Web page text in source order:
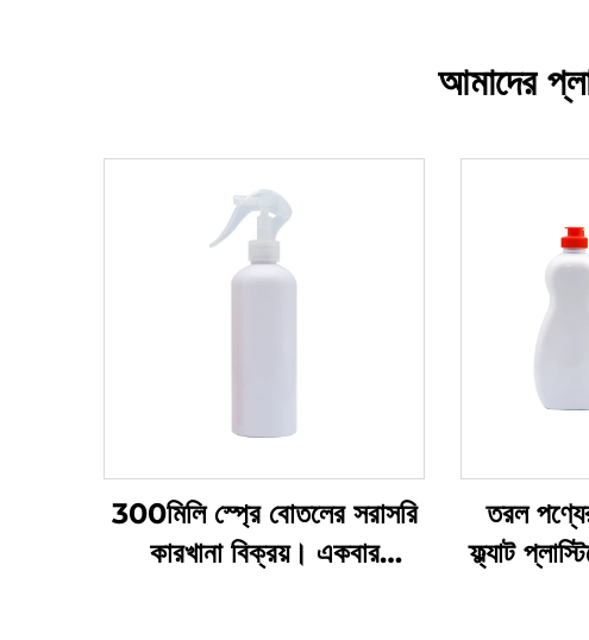
আমাদের
300মিলি স্প্রে বোতলের সরাসরি
কারখানা বিক্রয়। একবার
তরল
ফ্ল্যাট